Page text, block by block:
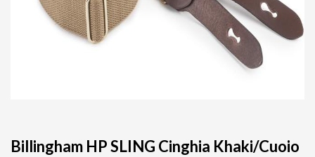
Billingham HP SLING Cinghia Khaki/Cuoio